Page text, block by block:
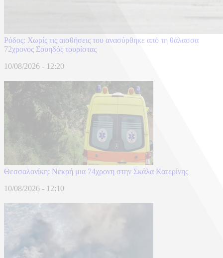
Ρόδος: Χωρίς τις αισθήσεις του ανασύρθηκε από τη θάλασσα
72χρονος Σουηδός τουρίστας
10/08/2026 - 12:20
Θεσσαλονίκη: Νεκρή μια 74χρονη στην Σκάλα Κατερίνης
10/08/2026 - 12:10